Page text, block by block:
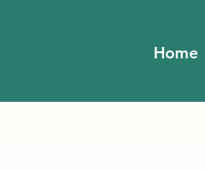
Home